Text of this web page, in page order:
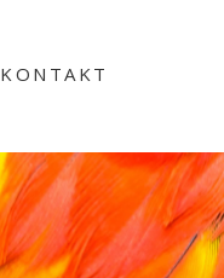
KONTAKT